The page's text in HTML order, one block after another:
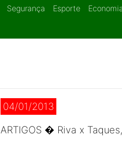
Segurança Esporte
04/01/2013
ARTIGOS � Riva x